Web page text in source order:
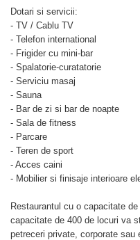
Dotari si servicii:
- TV / Cablu TV
- Telefon international
- Frigider cu mini-bar
- Spalatorie-curatatorie
- Serviciu masaj
- Sauna
- Bar de zi si bar de noapte
- Sala de fitness
- Parcare
- Teren de sport
- Acces caini
- Mobilier si finisaje interioare
Restaurantul cu o capacitate
capacitate de 400 de locuri va
petreceri private, corporate sau